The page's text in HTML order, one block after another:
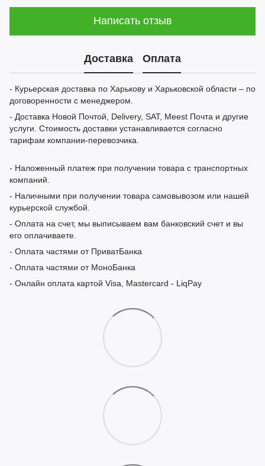
Написать отзыв
Доставка Оплата
- Курьерская доставка по Харькову и Харьковской области – по
договоренности с менеджером.
- Доставка Новой Почтой, Delivery, SAT, Meest Почта и другие
услуги. Стоимость доставки устанавливается согласно
тарифам компании-перевозчика.
- Наложенный платеж при получении товара с транспортных
компаний.
- Наличными при получении товара самовывозом или нашей
курьерской службой.
- Оплата на счет, мы выписываем вам банковский счет и вы
его оплачиваете.
- Оплата частями от ПриватБанка
- Оплата частями от МоноБанка
- Онлайн оплата картой Visa, Mastercard - LiqPay